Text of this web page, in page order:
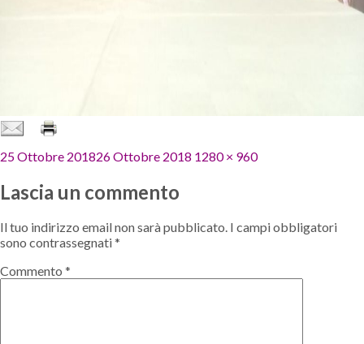
Pubblicato
25 Ottobre 201826 Ottobre 2018 Dimensione
1280 × 960
Lascia un commento
Il tuo indirizzo email non sarà pubblicato. I campi obbligatori
sono contrassegnati*
Commento *